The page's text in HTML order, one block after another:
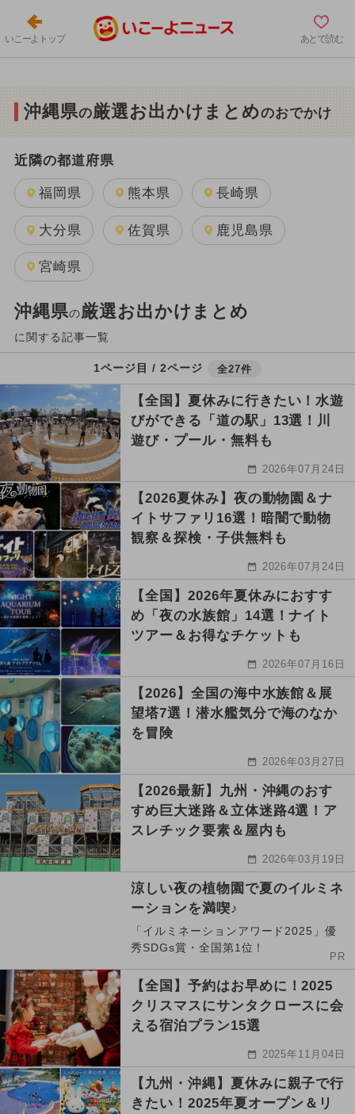
いこーよトップ あとで読む
沖縄県の厳選お出かけまとめのおでかけ
近隣の都道府県
福岡県 熊本県 長崎県
大分県 佐賀県 鹿児島県
宮崎県
沖縄県の厳選お出かけまとめ
に関する記事一覧
1ページ目 / 2ページ 全27件
【全国】夏休みに行きたい！水遊
びができる「道の駅」13選！川
遊び・プール・無料も
2026年07月24日
【2026夏休み】夜の動物園＆ナ
イトサファリ16選！暗闇で動物
観察＆探検・子供無料も
2026年07月24日
【全国】2026年夏休みにおすす
め「夜の水族館」14選！ナイト
ツアー＆お得なチケットも
2026年07月16日
【2026】全国の海中水族館＆展
望塔7選！潜水艦気分で海のなか
を冒険
2026年03月27日
【2026最新】九州・沖縄のおす
すめ巨大迷路＆立体迷路4選！ア
スレチック要素＆屋内も
2026年03月19日
涼しい夜の植物園で夏のイルミネ
ーションを満喫♪
「イルミネーションアワード2025」優
秀SDGs賞・全国第1位！
PR
【全国】予約はお早めに！2025
クリスマスにサンタクロースに会
える宿泊プラン15選
2025年11月04日
【九州・沖縄】夏休みに親子で行
きたい！2025年夏オープン＆リ